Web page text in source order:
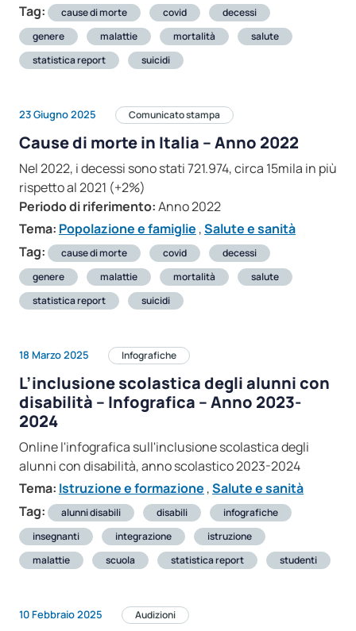
Tag:
cause di morte covid
decessi
genere
malattie mortalità
salute
statistica report
suicidi
23 Giugno 2025 Comunicato stampa
Cause di morte in Italia – Anno 2022
Nel 2022, i decessi sono stati 721.974, circa 15mila in più
rispetto al 2021 (+2%)
Periodo di riferimento:Anno 2022
Tema: Popolazione e famiglie ,Salute e sanità
Tag:
cause di morte covid
decessi
genere
malattie mortalità
salute
statistica report
suicidi
18 Marzo 2025 Infografiche
L’inclusione scolastica degli alunni con
disabilità – Infografica – Anno 2023-
2024
Online l'infografica sull'inclusione scolastica degli
alunni con disabilità, anno scolastico 2023-2024
Tema: Istruzione e formazione ,Salute e sanità
Tag:
alunni disabili disabili
infografiche
insegnanti
integrazione
istruzione
malattie
scuola statistica report studenti
10 Febbraio 2025 Audizioni